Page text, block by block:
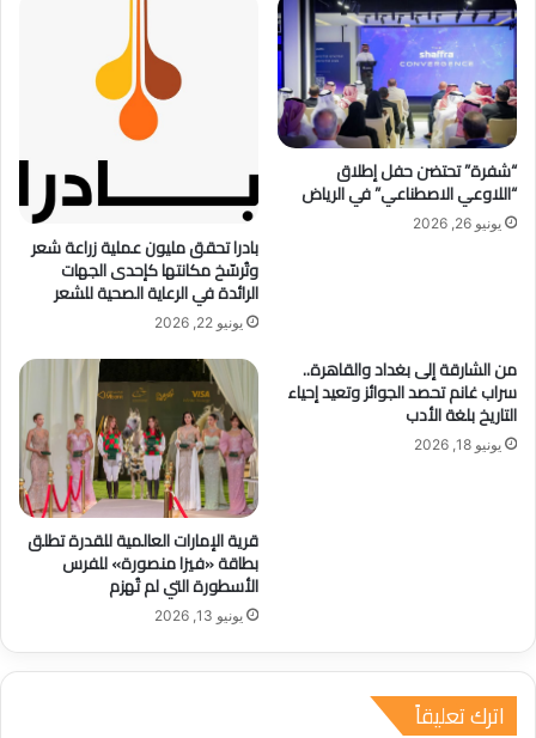
ع
ا
م
ا
ل
أ
س
ر
ة
ر
ج
ا
ن
ف
ر
ي
ج
“شفرة” تحتضن حفل إطلاق
“اللاوعي الاصطناعي” في الرياض
يونيو 26, 2026
بادرا تحقق مليون عملية زراعة شعر
وتُرسّخ مكانتها كإحدى الجهات
الرائدة في الرعاية الصحية للشعر
يونيو 22, 2026
من الشارقة إلى بغداد والقاهرة..
سراب غانم تحصد الجوائز وتعيد إحياء
التاريخ بلغة الأدب
يونيو 18, 2026
قرية الإمارات العالمية للقدرة تطلق
بطاقة «فيزا منصورة» للفرس
الأسطورة التي لم تُهزم
يونيو 13, 2026
اترك تعليقاً